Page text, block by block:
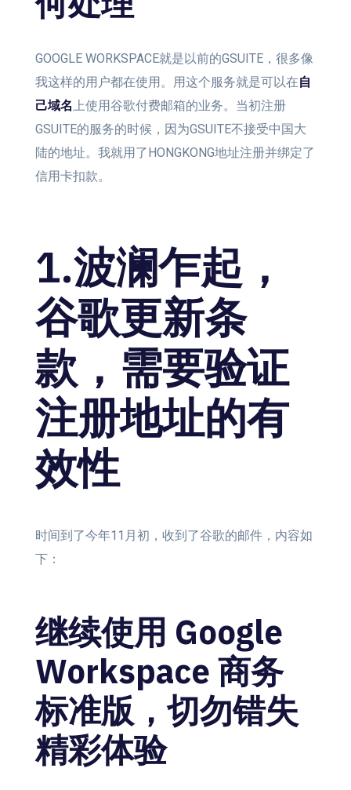
GOOGLE WORKSPACE就是以前的GSUITE，很多像
我这样的用户都在使用。用这个服务就是可以在自
己域名上使用谷歌付费邮箱的业务。当初注册
GSUITE的服务的时候，因为GSUITE不接受中国大
陆的地址。我就用了HONGKONG地址注册并绑定了
信用卡扣款。
1.波澜乍起，
谷歌更新条
款，需要验证
注册地址的有
效性
时间到了今年11月初，收到了谷歌的邮件，内容如
下：
继续使用 Google
Workspace 商务
标准版，切勿错失
精彩体验